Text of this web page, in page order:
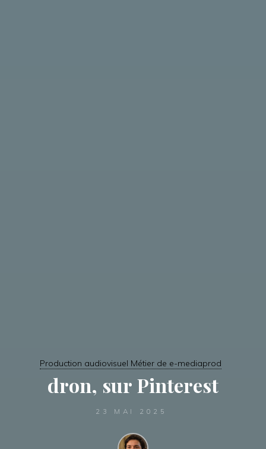
Production audiovisuel Métier de e-mediaprod
dron, sur Pinterest
23 MAI 2025